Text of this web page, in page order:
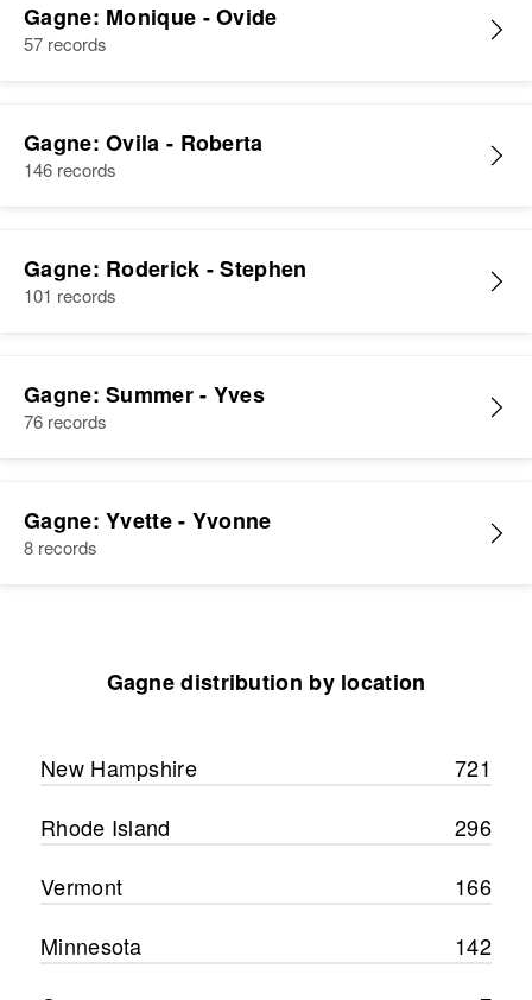
Gagne: Monique - Ovide
57 records
Gagne: Ovila - Roberta
146 records
Gagne: Roderick - Stephen
101 records
Gagne: Summer - Yves
76 records
Gagne: Yvette - Yvonne
8 records
Gagne distribution by location
New Hampshire
721
Rhode Island
296
Vermont
166
Minnesota
142